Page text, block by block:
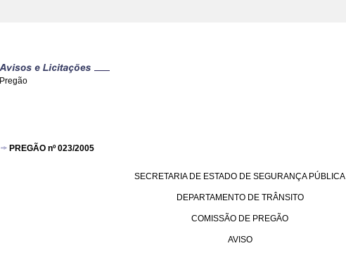
Pregão
PREGÃO nº 023/2005
SECRETARIA DE ESTADO DE SEGURANÇA PÚBLICA
DEPARTAMENTO DE TRÂNSITO
COMISSÃO DE PREGÃO
AVISO